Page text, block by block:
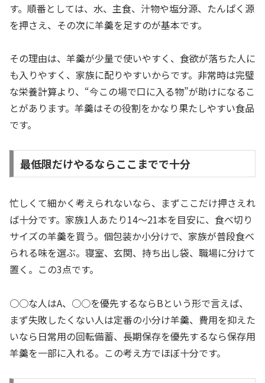
す。順番としては、水、主食、汁物や塩分源、たんぱく源
を押さえ、その次に羊羹を足すのが基本です。
その理由は、羊羹が少量で使いやすく、食欲が落ちた人に
も入りやすく、家族に配りやすいからです。非常時は完璧
な栄養計算より、“今この場で口に入る物”が助けになるこ
とがあります。羊羹はその役割をかなり果たしやすい食品
です。
最低限だけやるならここまでで十分
忙しくて細かく考えられないなら、まずここだけ押さえれ
ば十分です。家族1人あたり14〜21本を目安に、食べ切り
サイズの羊羹を買う。個包装か小分けで、家族が普段食べ
られる味を選ぶ。寝室、玄関、持ち出し袋、職場に分けて
置く。この3点です。
○○な人はA、○○を優先するならBという形で言えば、
まず失敗したくない人は定番の小分け羊羹、費用を抑えた
いなら日常用の回転備蓄、長期保存を優先するなら保存用
羊羹を一部に入れる。この考え方でほぼ十分です。